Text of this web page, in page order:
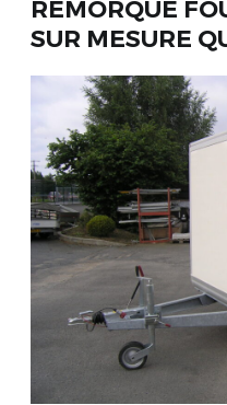
REMORQUE
SUR MESURE